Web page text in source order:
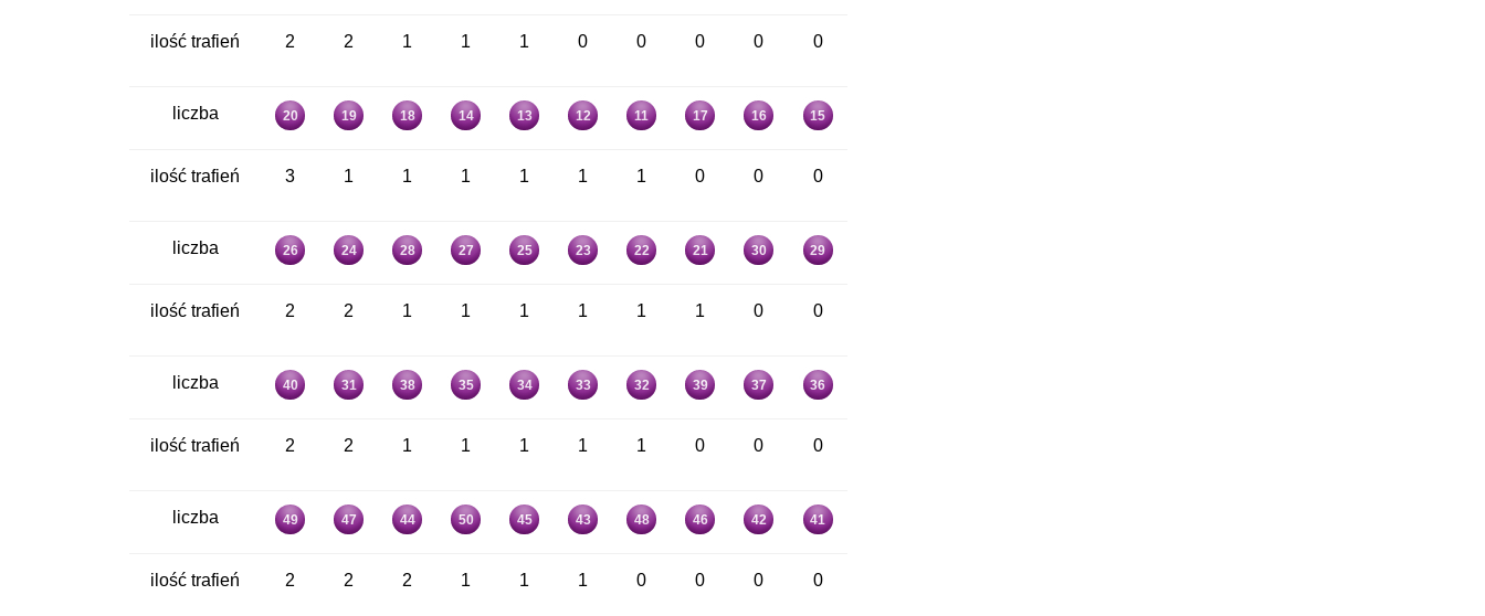
ilość trafień 2 2 1 1 1 0 0 0 0 0
liczba 20 19 18 14 13 12 11 17 16 15
ilość trafień 3 1 1 1 1 1 1 0 0 0
liczba 26 24 28 27 25 23 22 21 30 29
ilość trafień 2 2 1 1 1 1 1 1 0 0
liczba 40 31 38 35 34 33 32 39 37 36
ilość trafień 2 2 1 1 1 1 1 0 0 0
liczba 49 47 44 50 45 43 48 46 42 41
ilość trafień 2 2 2 1 1 1 0 0 0 0